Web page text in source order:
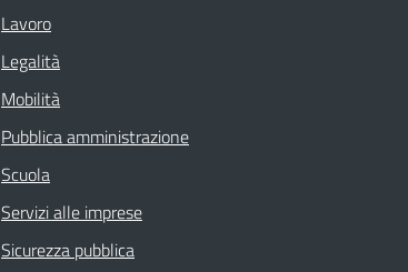
Lavoro
Legalità
Mobilità
Pubblica amministrazione
Scuola
Servizi alle imprese
Sicurezza pubblica